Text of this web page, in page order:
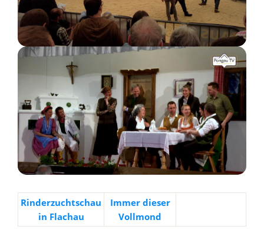
Rinderzuchtschau
in Flachau
Immer dieser
Vollmond